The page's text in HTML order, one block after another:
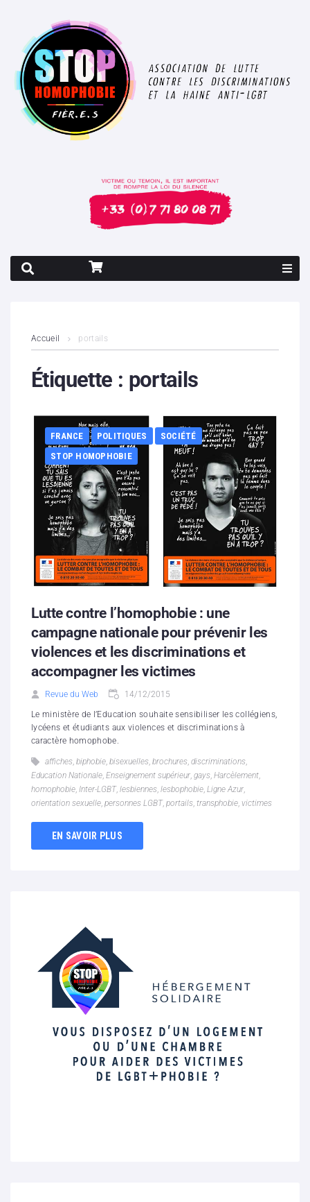
Contenus litigieux
Boutique
Partenaires
Contacts
Hébergement solidaire
Accueil portails
Étiquette : portails
FRANCE POLITIQUES
SOCIÉTÉ
STOP HOMOPHOBIE
Lutte contre l’homophobie : une
campagne nationale pour prévenir les
violences et les discriminations et
accompagner les victimes
Revue du Web 14/12/2015
Le ministère de l’Education souhaite sensibiliser les collégiens,
lycéens et étudiants aux violences et discriminations à
caractère homophobe.
affiches, biphobie, bisexuelles, brochures, discriminations,
Education Nationale, Enseignement supérieur, gays, Harcèlement,
homophobie, Inter-LGBT, lesbiennes, lesbophobie, Ligne Azur,
orientation sexuelle, personnes LGBT, portails, transphobie, victimes
EN SAVOIR PLUS